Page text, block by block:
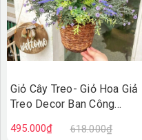
Giỏ Cây Treo- Giỏ Hoa Giả
Treo Decor Ban Công
495.000₫ 618.000₫